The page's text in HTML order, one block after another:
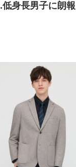
低身長男子に朗